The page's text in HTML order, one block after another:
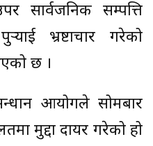
सार्वजनिक सम्पत्ति
भ्रष्टाचार गरेको
छ ।
आयोगले सोमबार
मुद्दा दायर गरेको हो